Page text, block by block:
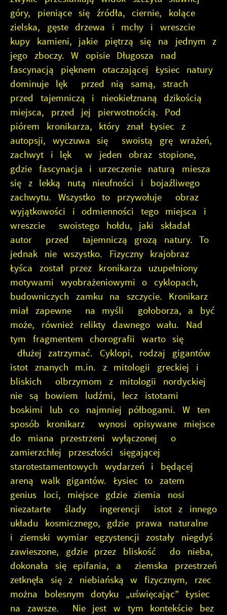
góry, pieniące się źródła, ciernie, kolące
zielska, gęste drzewa i mchy i wreszcie
kupy kamieni, jakie piętrzą się na jednym z
jego zboczy. W opisie Długosza nad
fascynacją pięknem otaczającej Łysiec natury
dominuje lęk przed nią samą, strach
przed tajemniczą i nieokiełznaną dzikością
miejsca, przed jej pierwotnością. Pod
piórem kronikarza, który znał Łysiec z
autopsji, wyczuwa się swoistą grę wrażeń,
zachwyt i lęk w jeden obraz stopione,
gdzie fascynacja i urzeczenie naturą miesza
się z lekką nutą nieufności i bojaźliwego
zachwytu. Wszystko to przywołuje obraz
wyjątkowości i odmienności tego miejsca i
wreszcie swoistego hołdu, jaki składał
autor przed tajemniczą grozą natury. To
jednak nie wszystko. Fizyczny krajobraz
Łyśca został przez kronikarza uzupełniony
motywami wyobrażeniowymi o cyklopach,
budowniczych zamku na szczycie. Kronikarz
miał zapewne na myśli gołoborza, a być
może, również relikty dawnego wału. Nad
tym fragmentem chorografii warto się
dłużej zatrzymać. Cyklopi, rodzaj gigantów
istot znanych m.in. z mitologii greckiej i
bliskich olbrzymom z mitologii nordyckiej
nie są bowiem ludźmi, lecz istotami
boskimi lub co najmniej półbogami. W ten
sposób kronikarz wynosi opisywane miejsce
do miana przestrzeni wyłączonej o
zamierzchłej przeszłości sięgającej
starotestamentowych wydarzeń i będącej
areną walk gigantów. Łysiec to zatem
genius loci, miejsce gdzie ziemia nosi
niezatarte ślady ingerencji istot z innego
układu kosmicznego, gdzie prawa naturalne
i ziemski wymiar egzystencji zostały niegdyś
zawieszone, gdzie przez bliskość do nieba,
dokonała się epifania, a ziemska przestrzeń
zetknęła się z niebiańską w fizycznym, rzec
można bolesnym dotyku „uświęcając” Łysiec
na zawsze. Nie jest w tym kontekście bez